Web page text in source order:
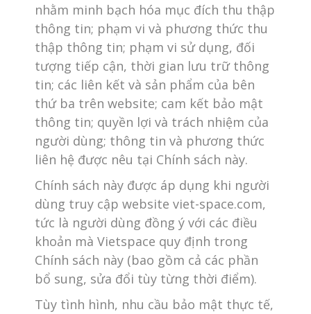
nhằm minh bạch hóa mục đích thu thập
thông tin; phạm vi và phương thức thu
thập thông tin; phạm vi sử dụng, đối
tượng tiếp cận, thời gian lưu trữ thông
tin; các liên kết và sản phẩm của bên
thứ ba trên website; cam kết bảo mật
thông tin; quyền lợi và trách nhiệm của
người dùng; thông tin và phương thức
liên hệ được nêu tại Chính sách này.
Chính sách này được áp dụng khi người
dùng truy cập website viet-space.com,
tức là người dùng đồng ý với các điều
khoản mà Vietspace quy định trong
Chính sách này (bao gồm cả các phần
bổ sung, sửa đổi tùy từng thời điểm).
Tùy tình hình, nhu cầu bảo mật thực tế,